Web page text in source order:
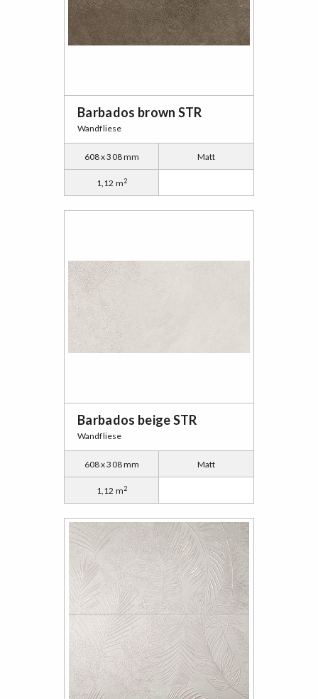
Barbados brown STR
Wandfliese
608 x 308 mm Matt
1,12 m2
Barbados beige STR
Wandfliese
608 x 308 mm Matt
1,12 m2